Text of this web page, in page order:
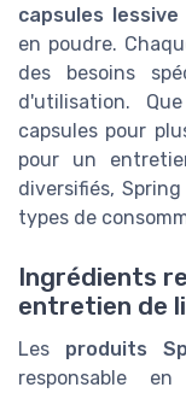
capsules lessive
en poudre.
des besoins
d'utilisation.
capsules pour
pour un
diversifiés,
types de
Ingrédients
entretien de
Les produits
responsable